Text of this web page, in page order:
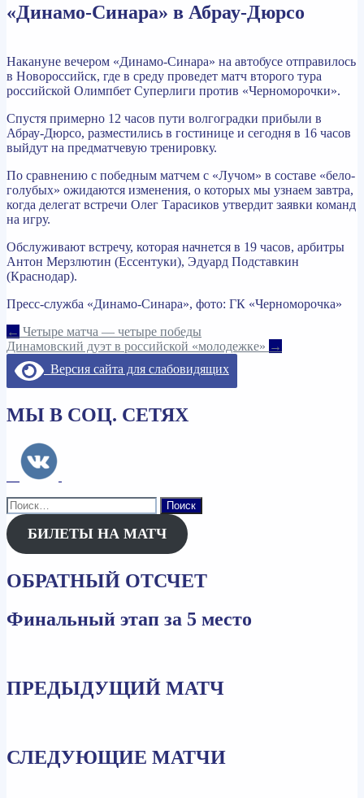
«Динамо-Синара» в Абрау-Дюрсо
Накануне вечером «Динамо-Синара» на автобусе отправилось
в Новороссийск, где в среду проведет матч второго тура
российской Олимпбет Суперлиги против «Черноморочки».
Спустя примерно 12 часов пути волгоградки прибыли в
Абрау-Дюрсо, разместились в гостинице и сегодня в 16 часов
выйдут на предматчевую тренировку.
По сравнению с победным матчем с «Лучом» в составе «бело-
голубых» ожидаются изменения, о которых мы узнаем завтра,
когда делегат встречи Олег Тарасиков утвердит заявки команд
на игру.
Обслуживают встречу, которая начнется в 19 часов, арбитры
Антон Мерзлютин (Ессентуки), Эдуард Подставкин
(Краснодар).
Пресс-служба «Динамо-Синара», фото: ГК «Черноморочка»
Навигация
по
записям
← Четыре матча — четыре победы
Динамовский дуэт в российской «молодежке» →
Версия сайта для слабовидящих
МЫ В СОЦ. СЕТЯХ
Найти:
БИЛЕТЫ НА МАТЧ
ОБРАТНЫЙ ОТСЧЕТ
Финальный этап за 5 место
ПРЕДЫДУЩИЙ МАТЧ
СЛЕДУЮЩИЕ МАТЧИ